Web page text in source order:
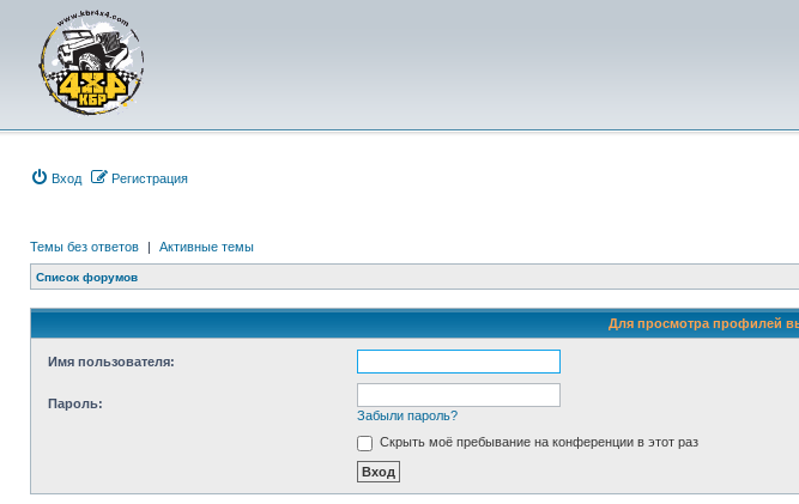
Вход Регистрация
Темы без ответов | Активные темы
Список форумов
Для просмотра профилей
Имя пользователя:
Пароль:
Забыли пароль?
Скрыть моё пребывание на конференции в этот раз